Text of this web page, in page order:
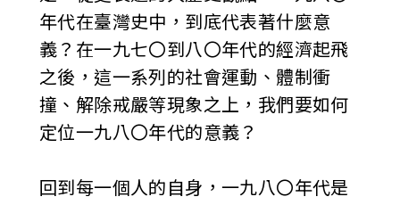
年代在臺灣史中，到底代表著什麼意
義？在一九七〇到八〇年代的經濟起飛
之後，這一系列的社會運動、體制衝
撞、解除戒嚴等現象之上，我們要如何
定位一九八〇年代的意義？
回到每一個人的自身，一九八〇年代是